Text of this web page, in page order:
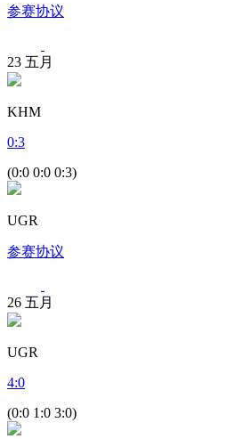
参赛协议
23 五月
KHM
0:3
(0:0 0:0 0:3)
UGR
参赛协议
26 五月
UGR
4:0
(0:0 1:0 3:0)